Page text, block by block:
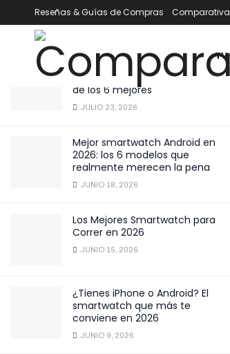
ÚLTIMOS TENDENCIA Filtrar
televisores actuales
Mejor smartwatch por menos
de 100 € en 2026: comparativa
de los 6 mejores
JULIO 23, 2026
Mejor smartwatch Android en
2026: los 6 modelos que
realmente merecen la pena
JUNIO 18, 2026
Los Mejores Smartwatch para
Correr en 2026
JUNIO 15, 2026
¿Tienes iPhone o Android? El
smartwatch que más te
conviene en 2026
JUNIO 9, 2026
Reseñas & Guías de Compras
TV